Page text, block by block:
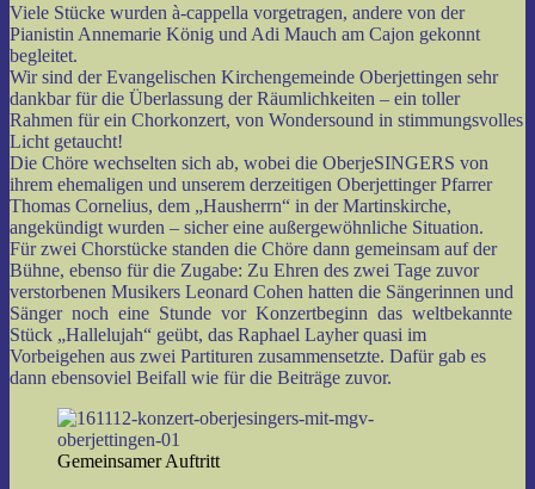
Viele Stücke wurden à-cappella vorgetragen, andere von der
Pianistin Annemarie König und Adi Mauch am Cajon gekonnt
begleitet.
Wir sind der Evangelischen Kirchengemeinde Oberjettingen sehr
dankbar für die Überlassung der Räumlichkeiten – ein toller
Rahmen für ein Chorkonzert, von Wondersound in stimmungsvolles
Licht getaucht!
Die Chöre wechselten sich ab, wobei die OberjeSINGERS von
ihrem ehemaligen und unserem derzeitigen Oberjettinger Pfarrer
Thomas Cornelius, dem „Hausherrn“ in der Martinskirche,
angekündigt wurden – sicher eine außergewöhnliche Situation.
Für zwei Chorstücke standen die Chöre dann gemeinsam auf der
Bühne, ebenso für die Zugabe: Zu Ehren des zwei Tage zuvor
verstorbenen Musikers Leonard Cohen hatten die Sängerinnen und
Sänger noch eine Stunde vor Konzertbeginn das weltbekannte
Stück „Hallelujah“ geübt, das Raphael Layher quasi im
Vorbeigehen aus zwei Partituren zusammensetzte. Dafür gab es
dann ebensoviel Beifall wie für die Beiträge zuvor.
Gemeinsamer Auftritt